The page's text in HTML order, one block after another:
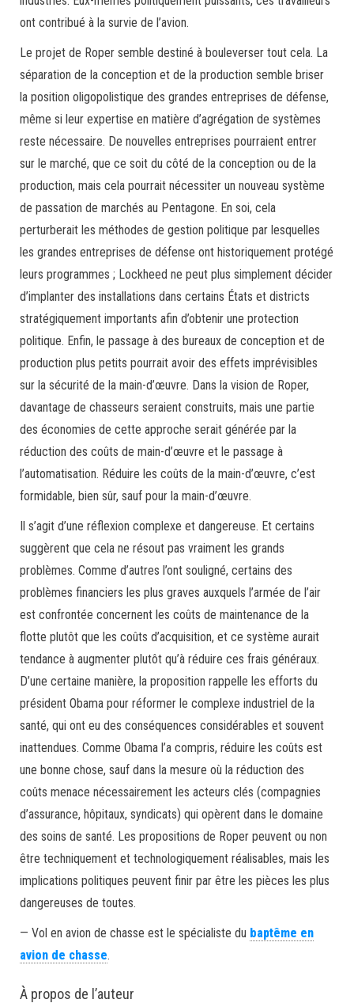
ont contribué à la survie de l’avion.
Le projet de Roper semble destiné à bouleverser tout cela. La
séparation de la conception et de la production semble briser
la position oligopolistique des grandes entreprises de défense,
même si leur expertise en matière d’agrégation de systèmes
reste nécessaire. De nouvelles entreprises pourraient entrer
sur le marché, que ce soit du côté de la conception ou de la
production, mais cela pourrait nécessiter un nouveau système
de passation de marchés au Pentagone. En soi, cela
perturberait les méthodes de gestion politique par lesquelles
les grandes entreprises de défense ont historiquement protégé
leurs programmes ; Lockheed ne peut plus simplement décider
d’implanter des installations dans certains États et districts
stratégiquement importants afin d’obtenir une protection
politique. Enfin, le passage à des bureaux de conception et de
production plus petits pourrait avoir des effets imprévisibles
sur la sécurité de la main-d’œuvre. Dans la vision de Roper,
davantage de chasseurs seraient construits, mais une partie
des économies de cette approche serait générée par la
réduction des coûts de main-d’œuvre et le passage à
l’automatisation. Réduire les coûts de la main-d’œuvre, c’est
formidable, bien sûr, sauf pour la main-d’œuvre.
Il s’agit d’une réflexion complexe et dangereuse. Et certains
suggèrent que cela ne résout pas vraiment les grands
problèmes. Comme d’autres l’ont souligné, certains des
problèmes financiers les plus graves auxquels l’armée de l’air
est confrontée concernent les coûts de maintenance de la
flotte plutôt que les coûts d’acquisition, et ce système aurait
tendance à augmenter plutôt qu’à réduire ces frais généraux.
D’une certaine manière, la proposition rappelle les efforts du
président Obama pour réformer le complexe industriel de la
santé, qui ont eu des conséquences considérables et souvent
inattendues. Comme Obama l’a compris, réduire les coûts est
une bonne chose, sauf dans la mesure où la réduction des
coûts menace nécessairement les acteurs clés (compagnies
d’assurance, hôpitaux, syndicats) qui opèrent dans le domaine
des soins de santé. Les propositions de Roper peuvent ou non
être techniquement et technologiquement réalisables, mais les
implications politiques peuvent finir par être les pièces les plus
dangereuses de toutes.
— Vol en avion de chasse est le spécialiste du baptême en
avion de chasse.
À propos de l’auteur